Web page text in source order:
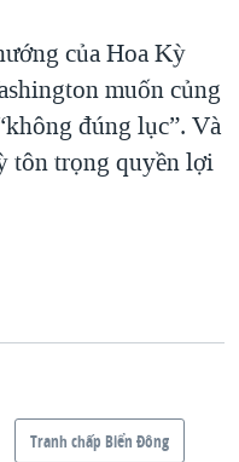
của Hoa Kỳ
muốn củng
đúng lục”. Và
tôn trọng quyền lợi
Tranh chấp Biển Đông